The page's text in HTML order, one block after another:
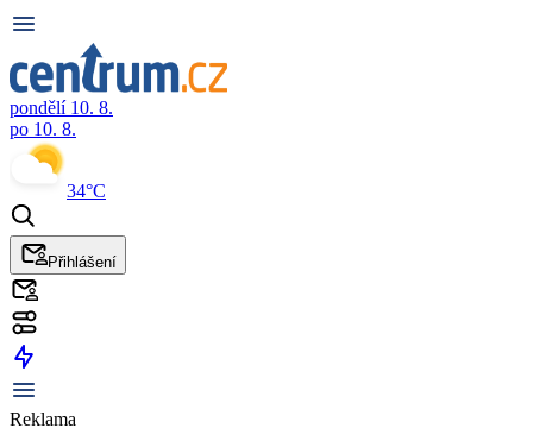
pondělí 10. 8.
po 10. 8.
34°C
Přihlášení
Reklama